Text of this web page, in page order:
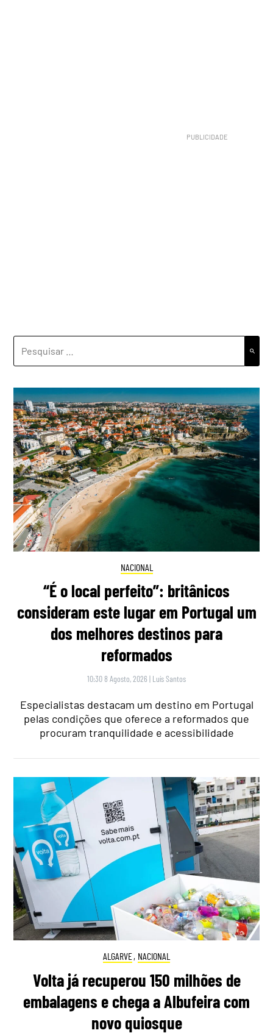
POR:
NACIONAL
“É o local perfeito”: britânicos
consideram este lugar em Portugal um
dos melhores destinos para
reformados
10:30 8 Agosto, 2026 | Luís Santos
Especialistas destacam um destino em Portugal
pelas condições que oferece a reformados que
procuram tranquilidade e acessibilidade
ALGARVE, NACIONAL
Volta já recuperou 150 milhões de
embalagens e chega a Albufeira com
novo quiosque